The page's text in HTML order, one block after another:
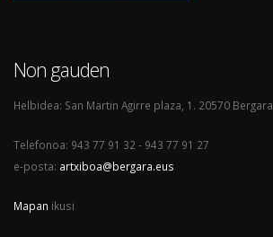
Non gauden
Helbidea: San Martin Agirre plaza, 1. 20570 Bergara
Telefonoa: 943 77 91 32 - 943 77 91 27
e-posta: artxiboa@bergara.eus
Mapan ikusi